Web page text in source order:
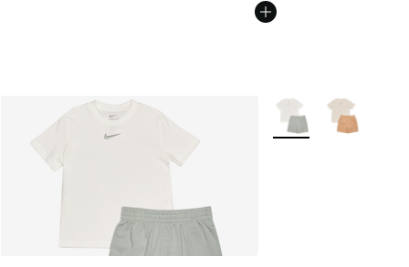
Meer kleuren